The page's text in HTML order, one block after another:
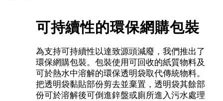
可持續性的環保網購包裝
為支持可持續性以達致源頭減廢，我們推出了
環保網購包裝。包裝使用可回收的紙質物料及
可於熱水中溶解的環保透明袋取代傳統物料。
把透明袋黏貼部份剪去並棄置，透明袋其餘部
份可於溶解後可倒進鋅盤或廁所進入污水處理